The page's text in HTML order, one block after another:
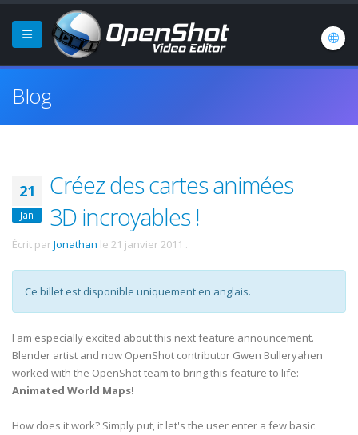
Blog
21
Jan
Créez des cartes animées
3D incroyables !
Écrit parJonathan le 21 janvier 2011 .
Ce billet est disponible uniquement en anglais.
I am especially excited about this next feature announcement.
Blender artist and now OpenShot contributor Gwen Bulleryahen
worked with the OpenShot team to bring this feature to life:
Animated World Maps!
How does it work? Simply put, it let's the user enter a few basic